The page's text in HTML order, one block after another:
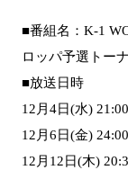
■番組名：K-1
ロッパ予選トー
■放送日時
12月4日(水)
12月6日(金)
12月12日(木)